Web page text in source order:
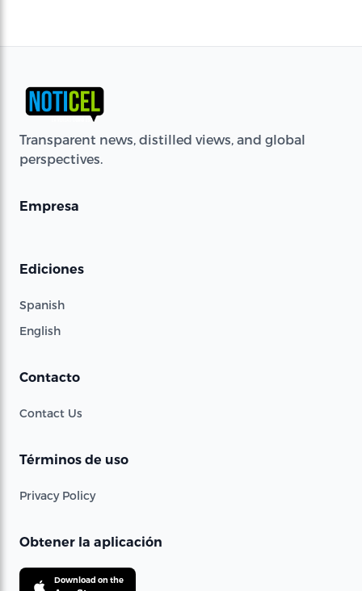
Transparent news, distilled views, and global
perspectives.
Empresa
Ediciones
Spanish
English
Contacto
Contact Us
Términos de uso
Privacy Policy
Obtener la aplicación
Download on the